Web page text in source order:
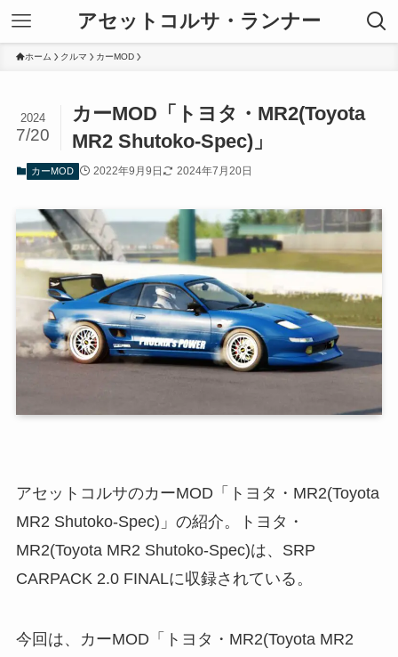
アセットコルサ・ランナー
ホーム クルマ カーMOD
カーMOD「トヨタ・MR2(Toyota
MR2 Shutoko-Spec)」
2024
7/20
カーMOD 2022年9月9日 2024年7月20日
アセットコルサのカーMOD「トヨタ・MR2(Toyota
MR2 Shutoko-Spec)」の紹介。トヨタ・
MR2(Toyota MR2 Shutoko-Spec)は、SRP
CARPACK 2.0 FINALに収録されている。
今回は、カーMOD「トヨタ・MR2(Toyota MR2